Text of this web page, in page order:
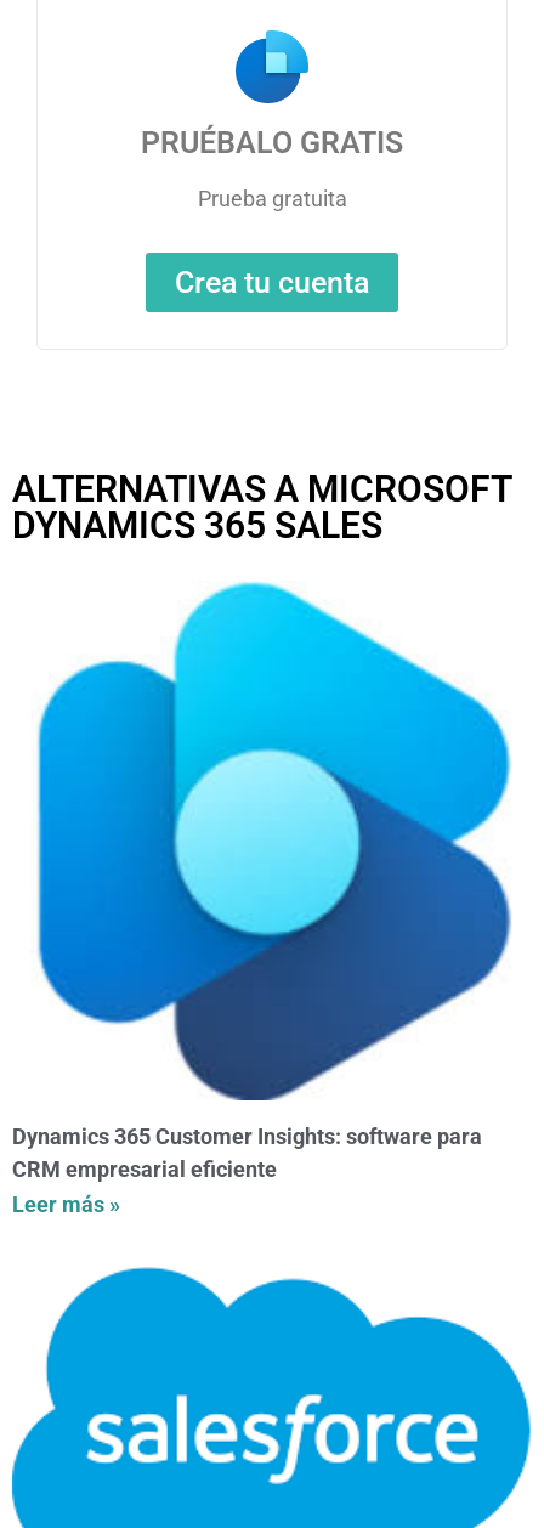
PRUÉBALO GRATIS
Prueba gratuita
Crea tu cuenta
ALTERNATIVAS A MICROSOFT
DYNAMICS 365 SALES
Dynamics 365 Customer Insights: software para
CRM empresarial eficiente
Leer más »